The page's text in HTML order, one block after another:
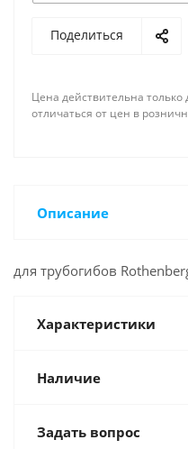
Поделиться
Цена действительна
отличаться от цен в
Описание
для трубогибов
Характеристики
Наличие
Задать вопрос